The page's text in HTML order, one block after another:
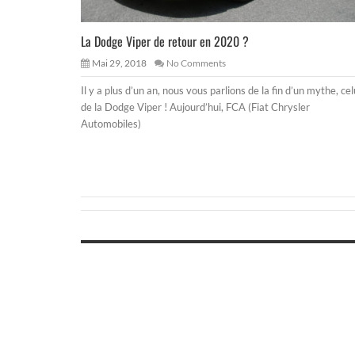
La Dodge Viper de retour en 2020 ?
Mai 29, 2018 No Comments
Il y a plus d’un an, nous vous parlions de la fin d’un mythe,
de la Dodge Viper ! Aujourd’hui, FCA (Fiat Chrysler
Automobiles)